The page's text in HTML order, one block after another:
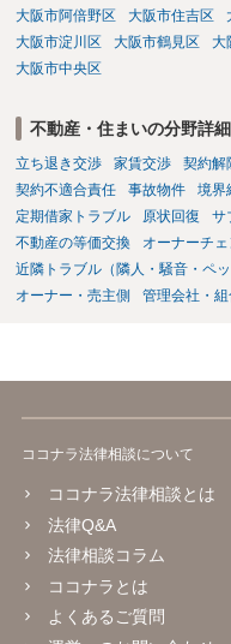
大阪市阿倍野区
大阪市住吉区
大阪市淀川区
大阪市鶴見区 大
大阪市中央区
不動産・住まいの分野詳
立ち退き交渉 家賃交渉 契約解
契約不適合責任
事故物件 境界
定期借家トラブル
原状回復 サ
不動産の等価交換
オーナーチェ
近隣トラブル（隣人・騒音・ペッ
オーナー・売主側
管理会社・組
ココナラ法律相談について
ココナラ法律相談とは
法律Q&A
法律相談コラム
ココナラとは
よくあるご質問